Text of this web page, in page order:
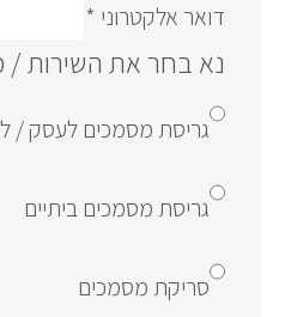
דואר אלקטרוני *
נא בחר את השירות /
גריסת מסמכים לעסק /
גריסת מסמכים ביתיים
סריקת מסמכים